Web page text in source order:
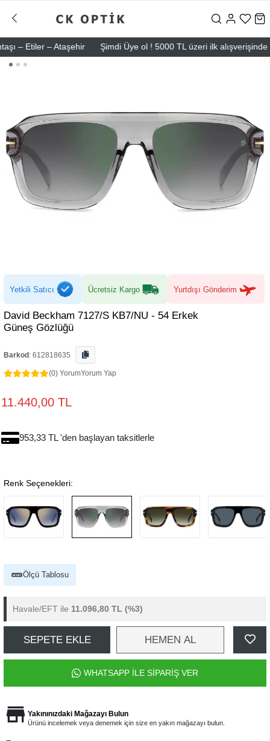
Etiler – Ataşehir Şimdi Üye ol ! 5000 TL üzeri ilk alışverişinde 500
Yetkili Satıcı Ücretsiz Kargo Yurtdışı Gönderim
David Beckham 7127/S KB7/NU - 54 Erkek
Güneş Gözlüğü
Barkod : 612818635
(0) YorumYorum Yap
11.440,00 TL
953,33 TL 'den başlayan taksitlerle
Renk Seçenekleri:
Ölçü Tablosu
Havale/EFT ile 11.096,80 TL (%3)
SEPETE EKLE HEMEN AL
WHATSAPP İLE SİPARİŞ VER
Yakınınızdaki Mağazayı Bulun
Ürünü incelemek veya denemek için size en yakın mağazayı bulun.